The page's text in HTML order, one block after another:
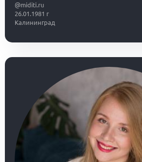
@miditi.ru
26.01.1981 г
Калининград